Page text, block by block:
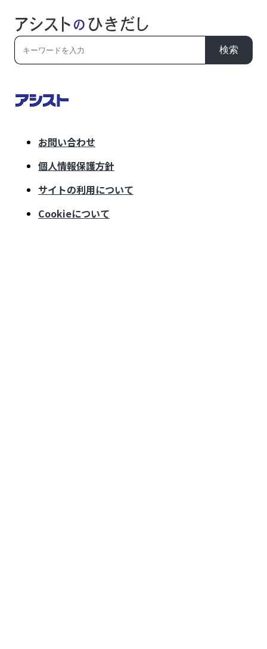
検索
お問い合わせ
個人情報保護方針
サイトの利用について
Cookieについて